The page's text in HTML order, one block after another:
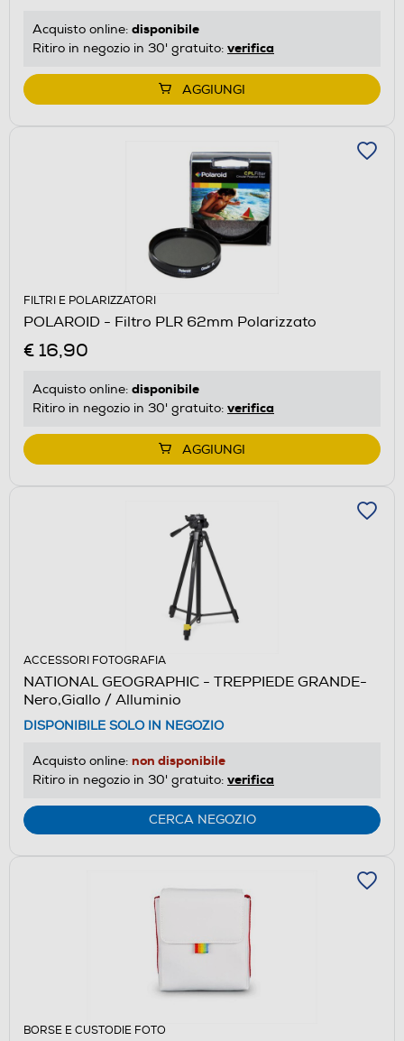
Acquisto online: disponibile
Ritiro in negozio in 30' gratuito: verifica
AGGIUNGI
FILTRI E POLARIZZATORI
POLAROID - Filtro PLR 62mm Polarizzato
€ 16,90
Acquisto online: disponibile
Ritiro in negozio in 30' gratuito: verifica
AGGIUNGI
ACCESSORI FOTOGRAFIA
NATIONAL GEOGRAPHIC - TREPPIEDE GRANDE-
Nero,Giallo / Alluminio
DISPONIBILE SOLO IN NEGOZIO
Acquisto online: non disponibile
Ritiro in negozio in 30' gratuito: verifica
CERCA NEGOZIO
BORSE E CUSTODIE FOTO